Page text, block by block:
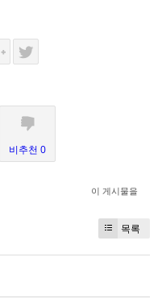
비추천 0
이 게시물을
목록